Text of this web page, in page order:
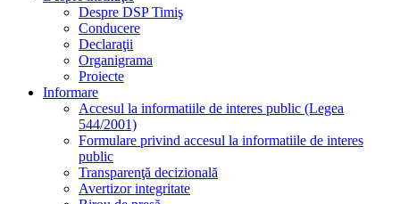
Despre DSP Timiş
Conducere
Declaraţii
Organigrama
Proiecte
Informare
Accesul la informatiile de interes public (Legea
544/2001)
Formulare privind accesul la informatiile de interes
public
Transparenţă decizională
Avertizor integritate